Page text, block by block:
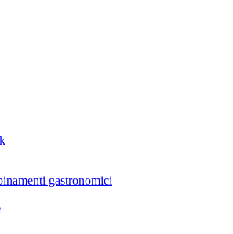
gastronomici